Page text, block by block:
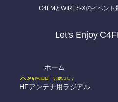
C4FMとWIRES-Xのイベント
Let's Enjoy
ホーム
HFアンテナ用ラジアル